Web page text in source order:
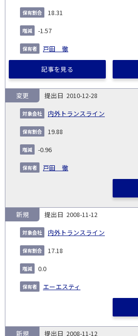
18.31
-1.57
戸田 徹
記事を見る
2010-12-28
内外トランスライン
変更
19.88
-0.96
戸田 徹
2008-11-12
内外トランスライン
新規
17.18
0.0
エーエスティ
2008-11-12
新規